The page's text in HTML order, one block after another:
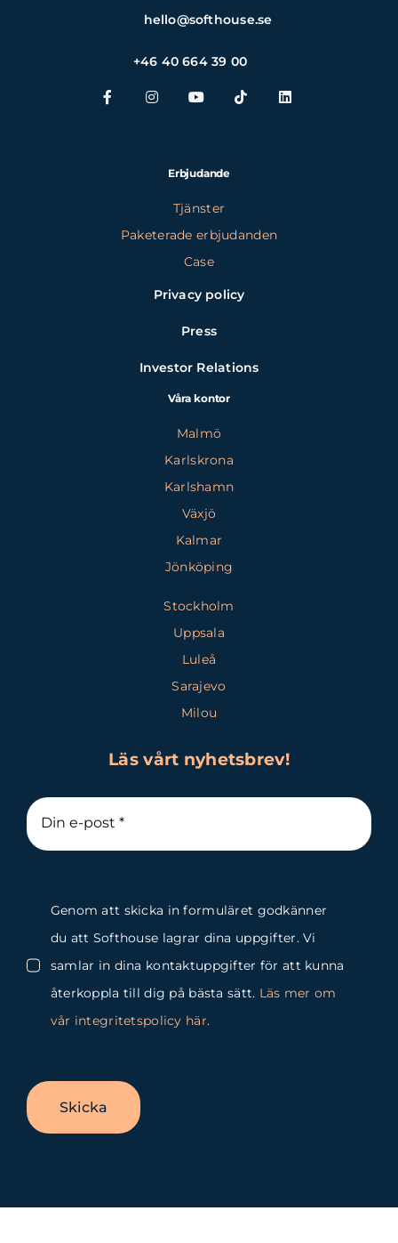
hello@softhouse.se
+46 40 664 39 00
Erbjudande
Tjänster
Paketerade erbjudanden
Case
Privacy policy
Press
Investor Relations
Våra kontor
Malmö
Karlskrona
Karlshamn
Växjö
Kalmar
Jönköping
Stockholm
Uppsala
Luleå
Sarajevo
Milou
Läs vårt nyhetsbrev!
Genom att skicka in formuläret godkänner
du att Softhouse lagrar dina uppgifter. Vi
samlar in dina kontaktuppgifter för att kunna
återkoppla till dig på bästa sätt. Läs mer om
vår integritetspolicy här.
Skicka